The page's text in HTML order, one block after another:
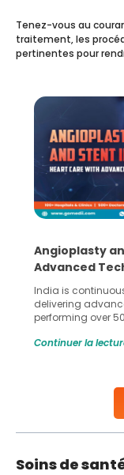
Tenez-vous au
traitement, les
pertinentes pour
Angioplasty
Advanced
India is
delivering
performing over
globe are
Studies, such as
Continuer la
Soins de